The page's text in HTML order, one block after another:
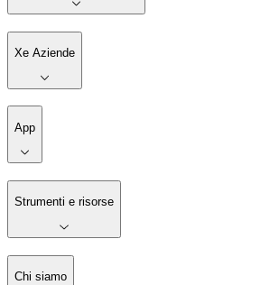
Xe Aziende
App
Strumenti e risorse
Chi siamo